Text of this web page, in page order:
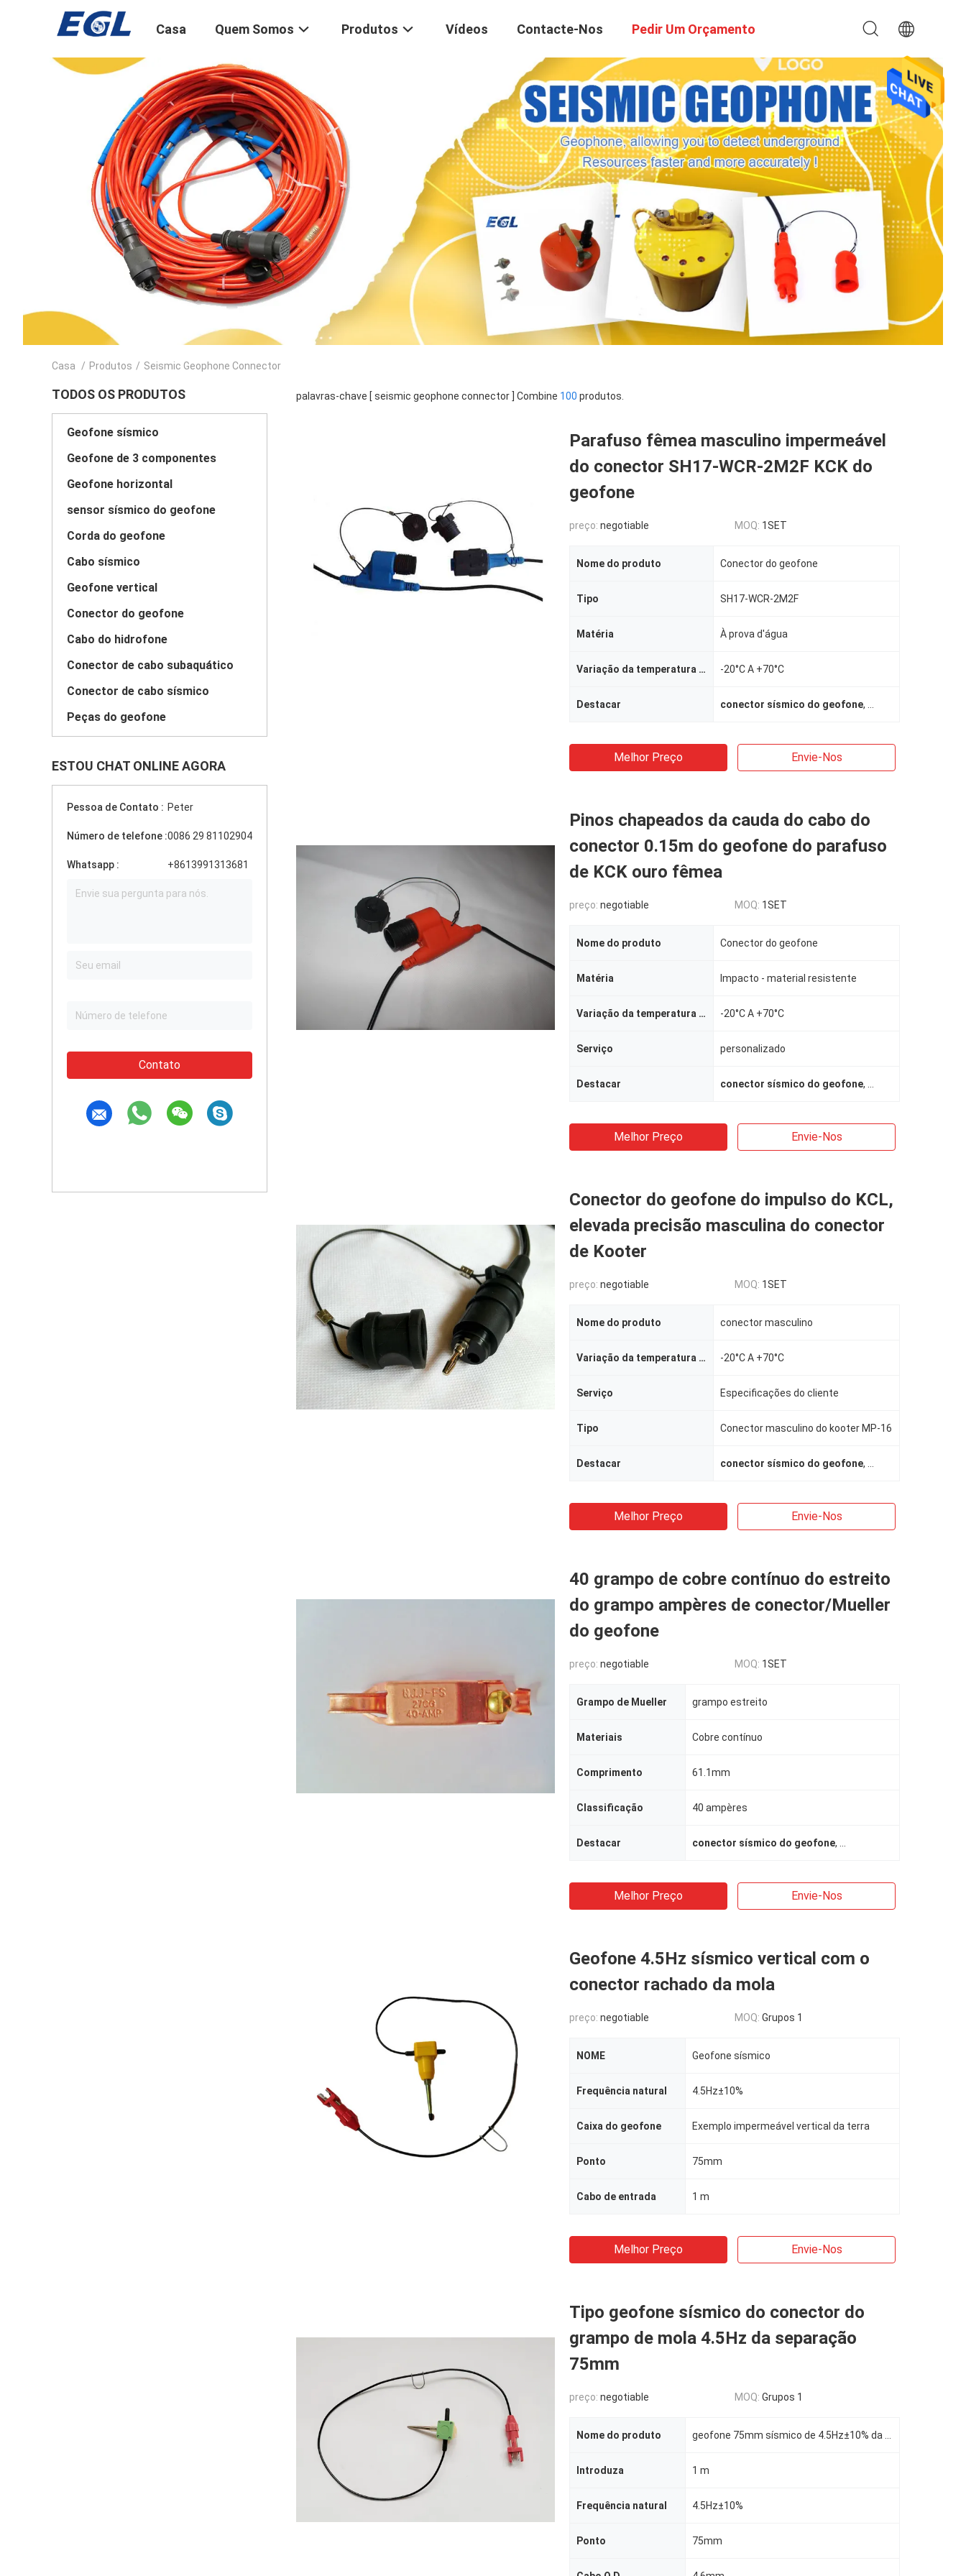
Casa Quem Somos Produtos Vídeos Contacte-Nos Pedir Um Orçamento
Casa / Produtos / Seismic Geophone Connector
TODOS OS PRODUTOS
Geofone sísmico
Geofone de 3 componentes
Geofone horizontal
sensor sísmico do geofone
Corda do geofone
Cabo sísmico
Geofone vertical
Conector do geofone
Cabo do hidrofone
Conector de cabo subaquático
Conector de cabo sísmico
Peças do geofone
ESTOU CHAT ONLINE AGORA
Pessoa de Contato : Peter
Número de telefone :0086 29 81102904
Whatsapp : +8613991313681
Contato
palavras-chave [ seismic geophone connector ] Combine 100 produtos.
Parafuso fêmea masculino impermeável
do conector SH17-WCR-2M2F KCK do
geofone
preço: negotiable MOQ: 1SET
Nome do produto Conector do geofone
Tipo SH17-WCR-2M2F
Matéria À prova d'água
Variação da temperatura de funcionamento -20°C A +70°C
Destacar conector sísmico do geofone,
Melhor Preço Envie-Nos
Pinos chapeados da cauda do cabo do
conector 0.15m do geofone do parafuso
de KCK ouro fêmea
preço: negotiable MOQ: 1SET
Nome do produto Conector do geofone
Matéria Impacto - material resistente
Variação da temperatura de funcionamento -20°C A +70°C
Serviço personalizado
Destacar conector sísmico do geofone,
Melhor Preço Envie-Nos
Conector do geofone do impulso do KCL,
elevada precisão masculina do conector
de Kooter
preço: negotiable MOQ: 1SET
Nome do produto conector masculino
Variação da temperatura de funcionamento -20°C A +70°C
Serviço Especificações do cliente
Tipo Conector masculino do kooter MP-16
Destacar conector sísmico do geofone,
Melhor Preço Envie-Nos
40 grampo de cobre contínuo do estreito
do grampo ampères de conector/Mueller
do geofone
preço: negotiable MOQ: 1SET
Grampo de Mueller grampo estreito
Materiais Cobre contínuo
Comprimento 61.1mm
Classificação 40 ampères
Destacar conector sísmico do geofone,
Melhor Preço Envie-Nos
Geofone 4.5Hz sísmico vertical com o
conector rachado da mola
preço: negotiable MOQ: Grupos 1
NOME Geofone sísmico
Frequência natural 4.5Hz±10%
Caixa do geofone Exemplo impermeável vertical da terra
Ponto 75mm
Cabo de entrada 1 m
Melhor Preço Envie-Nos
Tipo geofone sísmico do conector do
grampo de mola 4.5Hz da separação
75mm
preço: negotiable MOQ: Grupos 1
Nome do produto
Introduza 1 m
Frequência natural 4.5Hz±10%
Ponto 75mm